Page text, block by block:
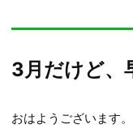
3月だけど、
おはようございます。